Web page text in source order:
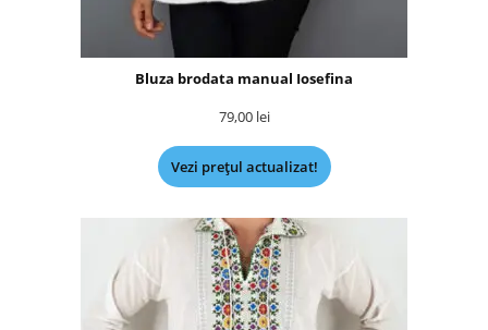
Bluza brodata manual Iosefina
79,00 lei
Vezi prețul actualizat!